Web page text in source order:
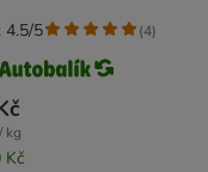
kg
Kč
4.5/5 (4)